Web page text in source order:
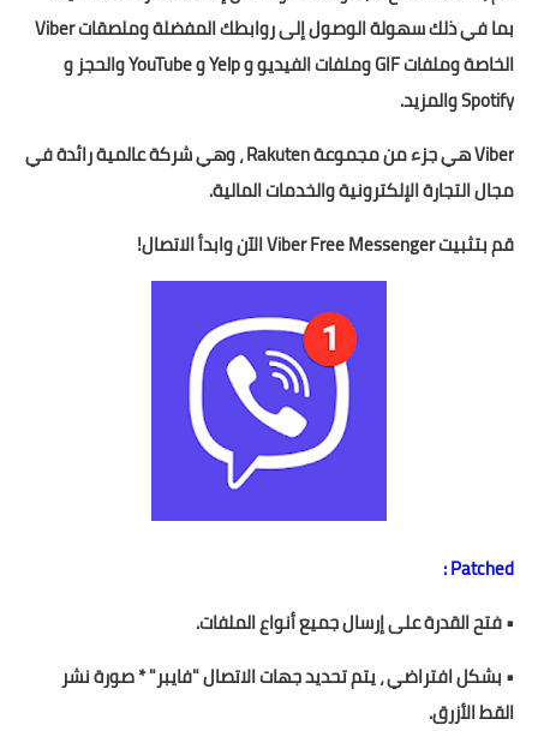
بما في ذلك سهولة الوصول إلى روابطك المفضلة وملصقات Viber
الخاصة وملفات GIF وملفات الفيديو و Yelp و YouTube والحجز و
Spotify والمزيد.
Viber هي جزء من مجموعة Rakuten ، وهي شركة عالمية رائدة في
مجال التجارة الإلكترونية والخدمات المالية.
قم بتثبيت Viber Free Messenger الآن وابدأ الاتصال!
Patched :
• فتح القدرة على إرسال جميع أنواع الملفات.
• بشكل افتراضي ، يتم تحديد جهات الاتصال "فايبر" * صورة نشر
القط الأزرق.